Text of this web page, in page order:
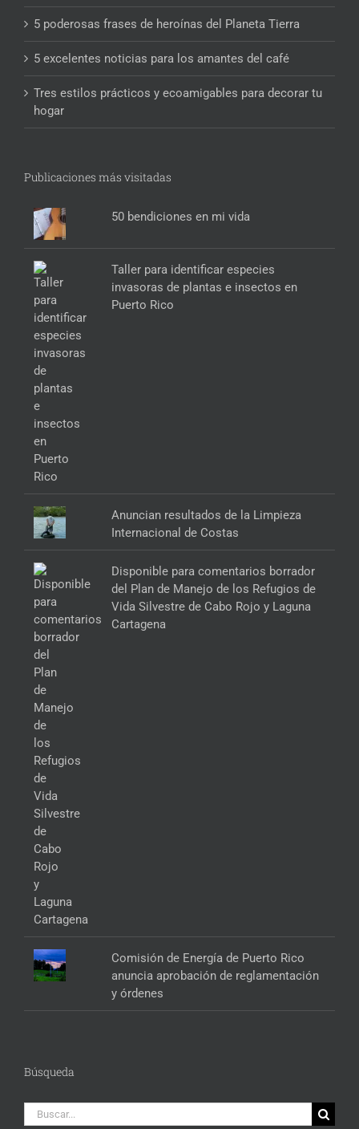
5 poderosas frases de heroínas del Planeta Tierra
5 excelentes noticias para los amantes del café
Tres estilos prácticos y ecoamigables para decorar tu
hogar
Publicaciones más visitadas
50 bendiciones en mi vida
Taller para identificar especies
invasoras de plantas e insectos en
Puerto Rico
Anuncian resultados de la Limpieza
Internacional de Costas
Disponible para comentarios borrador
del Plan de Manejo de los Refugios de
Vida Silvestre de Cabo Rojo y Laguna
Cartagena
Comisión de Energía de Puerto Rico
anuncia aprobación de reglamentación
y órdenes
Búsqueda
Buscar: